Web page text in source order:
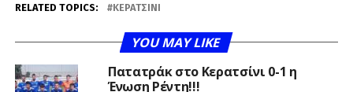
RELATED TOPICS: ΚΕΡΑΤΣΊΝΙ
YOU MAY LIKE
Πατατράκ στο Κερατσίνι 0-1 η
Ένωση Ρέντη!!!